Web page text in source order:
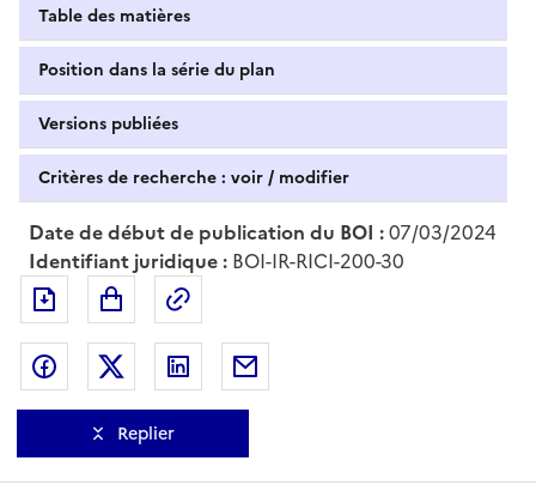
Table des matières
Position dans la série du plan
Versions publiées
Critères de recherche : voir / modifier
Date de début de publication du BOI :07/03/2024
Identifiant juridique : BOI-IR-RICI-200-30
Exporter le document au format pdf
Partager sur Facebook
Partager sur Twitter
Partager sur LinkedIn
Replier